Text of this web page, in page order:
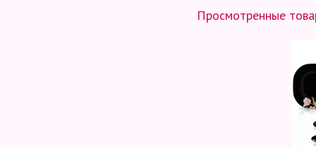
Просмотренные